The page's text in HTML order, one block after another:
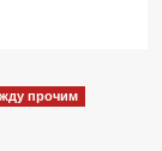
прочим